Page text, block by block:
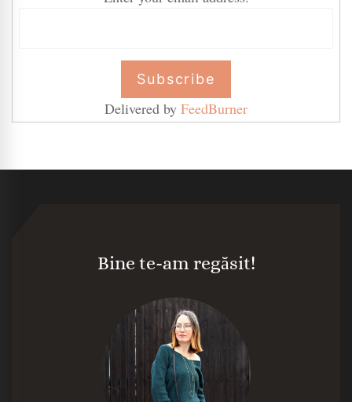
Delivered by FeedBurner
Bine te-am regăsit!